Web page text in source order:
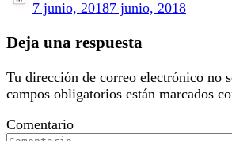
7 junio, 20187 junio, 2018
Deja una respuesta
Tu dirección de correo electrónico no
campos obligatorios están marcados
Comentario